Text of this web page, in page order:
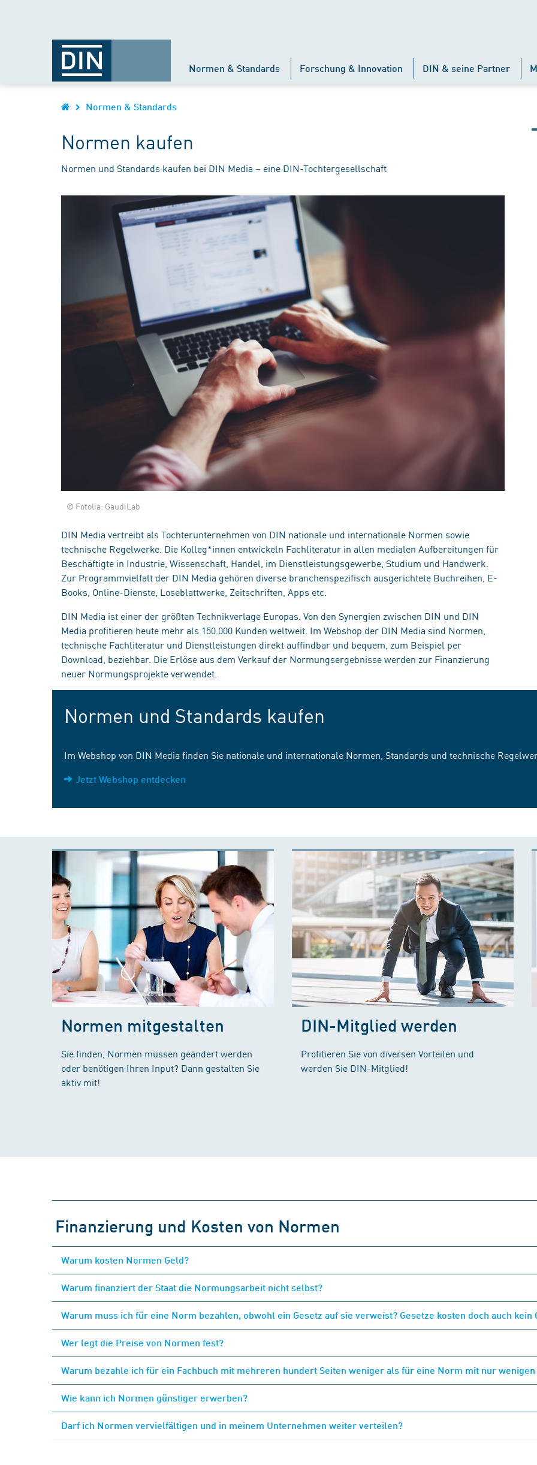
Normen & Standards Forschung & Innovation DIN & seine Partner
Normen & Standards
Normen kaufen
Normen und Standards kaufen bei DIN Media – eine DIN-Tochtergesellschaft
© Fotolia: GaudiLab
DIN Media vertreibt als Tochterunternehmen von DIN nationale und internationale Normen sowie
technische Regelwerke. Die Kolleg*innen entwickeln Fachliteratur in allen medialen Aufbereitungen für
Beschäftigte in Industrie, Wissenschaft, Handel, im Dienstleistungsgewerbe, Studium und Handwerk.
Zur Programmvielfalt der DIN Media gehören diverse branchenspezifisch ausgerichtete Buchreihen, E-
Books, Online-Dienste, Loseblattwerke, Zeitschriften, Apps etc.
DIN Media ist einer der größten Technikverlage Europas. Von den Synergien zwischen DIN und DIN
Media profitieren heute mehr als 150.000 Kunden weltweit. Im Webshop der DIN Media sind Normen,
technische Fachliteratur und Dienstleistungen direkt auffindbar und bequem, zum Beispiel per
Download, beziehbar. Die Erlöse aus dem Verkauf der Normungsergebnisse werden zur Finanzierung
neuer Normungsprojekte verwendet.
Normen und Standards kaufen
Im Webshop von DIN Media finden Sie nationale und internationale Normen, Standards und technische
Jetzt Webshop entdecken
Normen mitgestalten
Sie finden, Normen müssen geändert werden
oder benötigen Ihren Input? Dann gestalten Sie
aktiv mit!
DIN-Mitglied werden
Profitieren Sie von diversen Vorteilen und
werden Sie DIN-Mitglied!
Finanzierung und Kosten von Normen
Warum kosten Normen Geld?
Warum finanziert der Staat die Normungsarbeit nicht selbst?
Warum muss ich für eine Norm bezahlen, obwohl ein Gesetz auf sie verweist? Gesetze kosten doch auch kein
Wer legt die Preise von Normen fest?
Warum bezahle ich für ein Fachbuch mit mehreren hundert Seiten weniger als für eine Norm mit nur wenigen
Wie kann ich Normen günstiger erwerben?
Darf ich Normen vervielfältigen und in meinem Unternehmen weiter verteilen?